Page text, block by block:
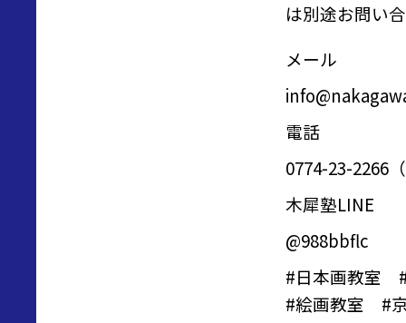
は別途お問い
メール
電話
0774-23-2266
木犀塾LINE
@988bbflc
#日本画教室
#絵画教室 #